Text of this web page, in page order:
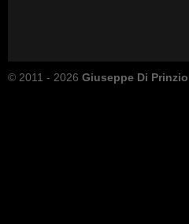
© 2011 - 2026 Giuseppe Di Prinzio